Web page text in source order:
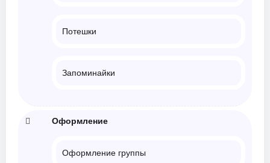
Потешки
Запоминайки
Оформление
Оформление группы